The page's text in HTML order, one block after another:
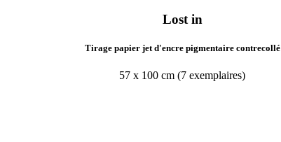
Lost in
Tirage papier jet d'encre pigmentaire contrecollé
57 x 100 cm (7 exemplaires)